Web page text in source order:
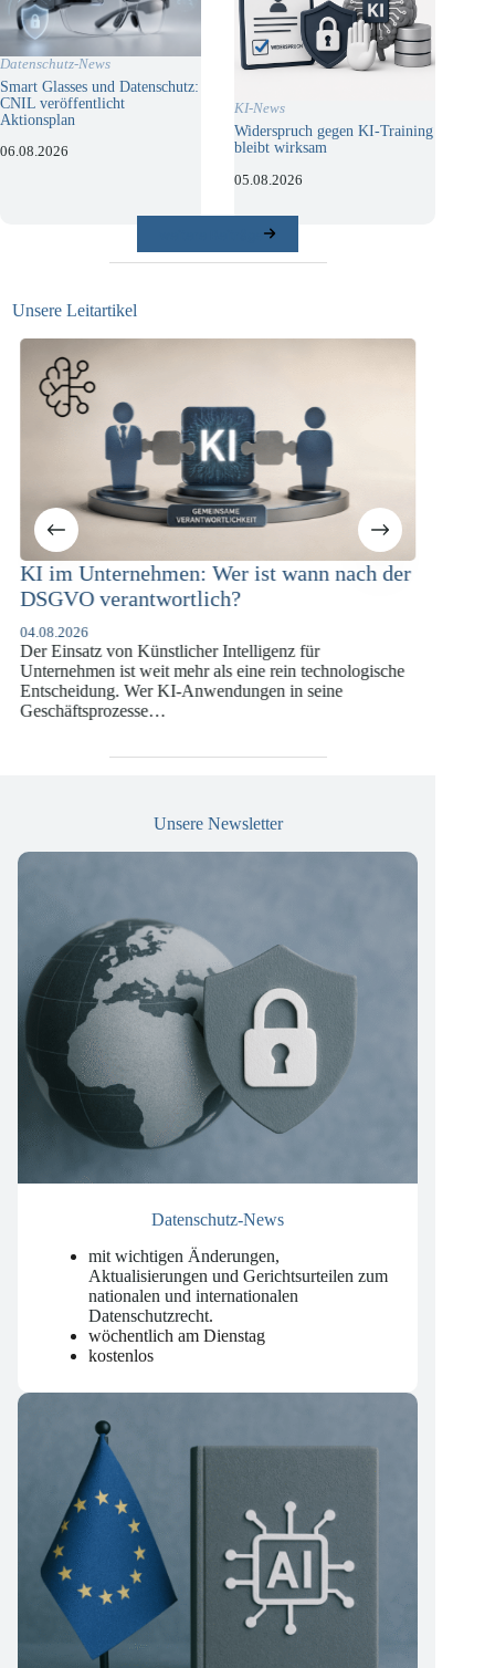
Datenschutz-News
Smart Glasses und Datenschutz:
CNIL veröffentlicht
Aktionsplan
06.08.2026
KI-News
Widerspruch gegen KI-Training
bleibt wirksam
05.08.2026
Unsere Leitartikel
ist wann nach der
für
rein technologische
in seine
KI-Compliance in der
Versicherungswirtschaft mit
07.07.2026
Die europäische Digitalregulierung hat in
vergangenen Jahren eine enorme
Unsere Newsletter
Datenschutz-News
mit wichtigen Änderungen,
Aktualisierungen und Gerichtsurteilen zum
nationalen und internationalen
Datenschutzrecht.
wöchentlich am Dienstag